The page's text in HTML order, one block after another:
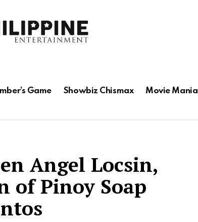
Game Showbiz Chismax Movie Mania
Angel Locsin,
of Pinoy Soap